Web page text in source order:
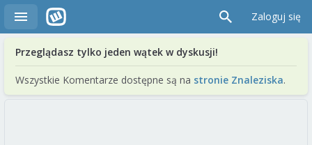
Zaloguj się
Przeglądasz tylko jeden wątek w dyskusji!
Wszystkie Komentarze dostępne są na stronie Znaleziska.